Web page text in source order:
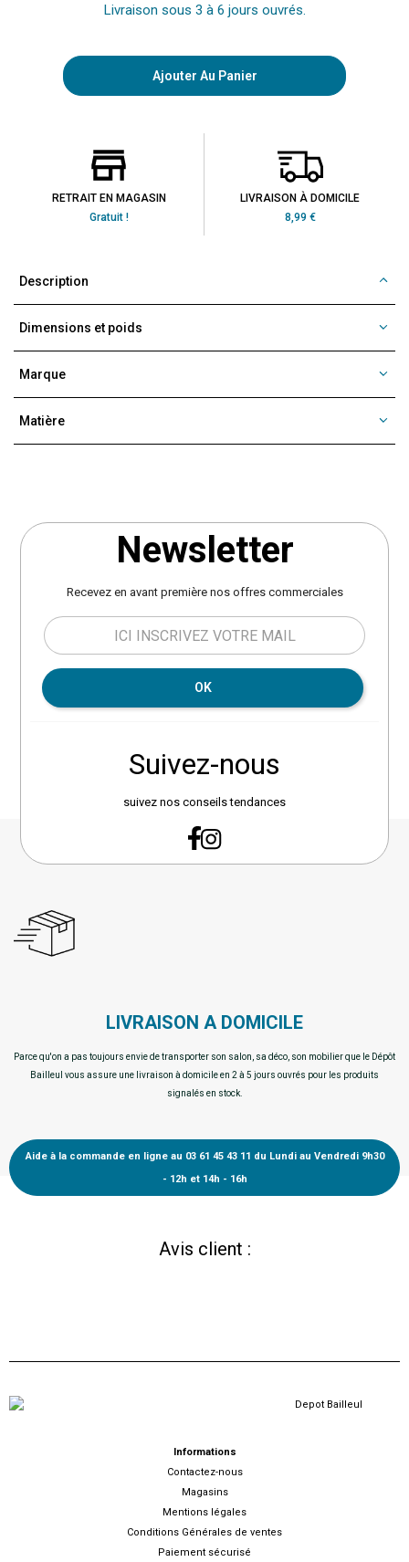
Livraison sous 3 à 6 jours ouvrés.
Ajouter Au Panier
RETRAIT EN MAGASIN
Gratuit !
LIVRAISON À DOMICILE
8,99 €
Description
Dimensions et poids
Marque
Matière
Newsletter
Recevez en avant première nos offres commerciales
OK
Suivez-nous
suivez nos conseils tendances
LIVRAISON A DOMICILE
Parce qu'on a pas toujours envie de transporter son salon, sa déco, son mobilier que le Dépôt
Bailleul vous assure une livraison à domicile en 2 à 5 jours ouvrés pour les produits
signalés en stock.
Aide à la commande en ligne au 03 61 45 43 11 du Lundi au Vendredi 9h30
- 12h et 14h - 16h
Avis client :
Informations
Contactez-nous
Magasins
Mentions légales
Conditions Générales de ventes
Paiement sécurisé